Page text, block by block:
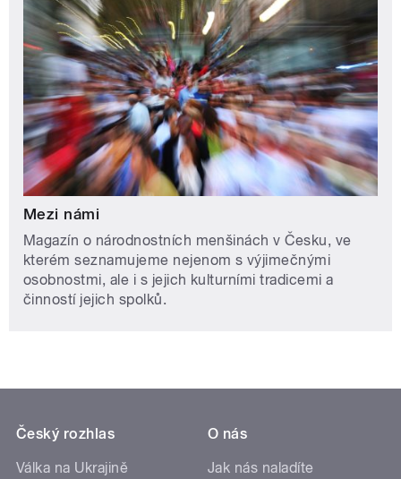
Mezi námi
Magazín o národnostních menšinách v Česku, ve
kterém seznamujeme nejenom s výjimečnými
osobnostmi, ale i s jejich kulturními tradicemi a
činností jejich spolků.
Český rozhlas
Válka na Ukrajině
O nás
Jak nás naladíte